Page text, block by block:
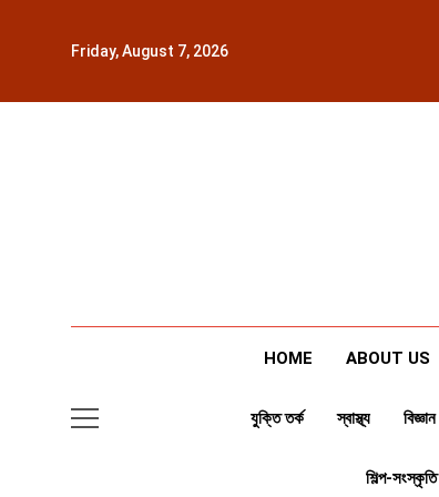
Friday, August 7, 2026
HOME ABOUT US
যুক্তি তর্ক স্বাস্থ্য বিজ্ঞান
শিল্প-সংস্কৃতি